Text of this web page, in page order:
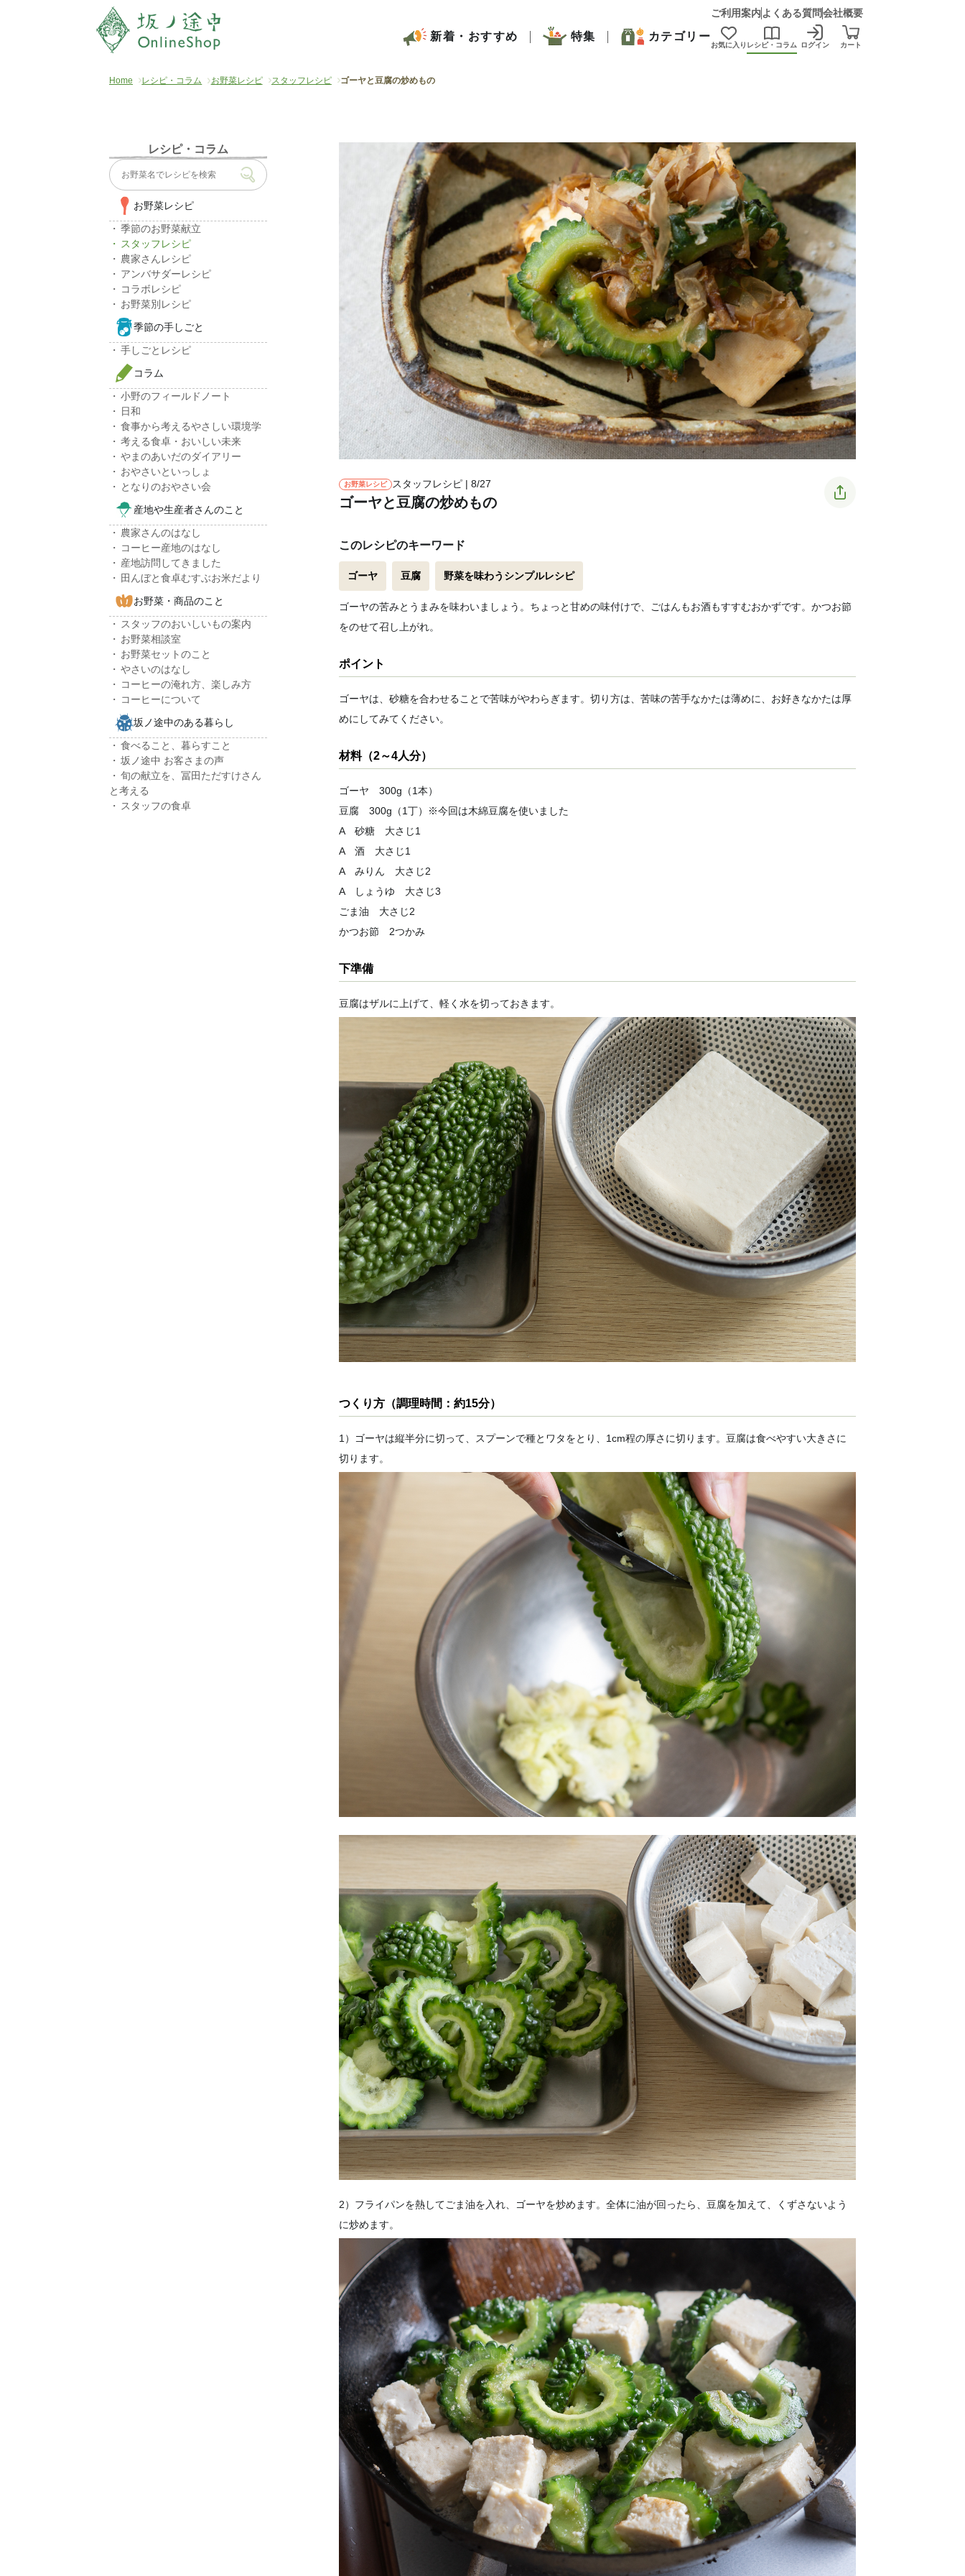
ご利用案内 よくある質問会社概要
新着・おすすめ 特集 カテゴリー
お気に入り レシピ・コラム ログイン カート
Home レシピ・コラム お野菜レシピ スタッフレシピ ゴーヤと豆腐の炒めもの
お野菜レシピ スタッフレシピ | 8/27
ゴーヤと豆腐の炒めもの
このレシピのキーワード
ゴーヤ 豆腐 野菜を味わうシンプルレシピ
ゴーヤの苦みとうまみを味わいましょう。ちょっと甘めの味付けで、ごはんもお酒もすすむおかずです。かつお節
をのせて召し上がれ。
ポイント
ゴーヤは、砂糖を合わせることで苦味がやわらぎます。切り方は、苦味の苦手なかたは薄めに、お好きなかたは厚
めにしてみてください。
材料（2～4人分）
ゴーヤ 300g（1本）
豆腐 300g（1丁）※今回は木綿豆腐を使いました
A 砂糖 大さじ1
A 酒 大さじ1
A みりん 大さじ2
A しょうゆ 大さじ3
ごま油 大さじ2
かつお節 2つかみ
下準備
豆腐はザルに上げて、軽く水を切っておきます。
つくり方（調理時間：約15分）
1）ゴーヤは縦半分に切って、スプーンで種とワタをとり、1cm程の厚さに切ります。豆腐は食べやすい大きさに
切ります。
2）フライパンを熱してごま油を入れ、ゴーヤを炒めます。全体に油が回ったら、豆腐を加えて、くずさないよう
に炒めます。
レシピ・コラム
お野菜レシピ
季節のお野菜献立
スタッフレシピ
農家さんレシピ
アンバサダーレシピ
コラボレシピ
お野菜別レシピ
季節の手しごと
手しごとレシピ
コラム
小野のフィールドノート
日和
食事から考えるやさしい環境学
考える食卓・おいしい未来
やまのあいだのダイアリー
おやさいといっしょ
となりのおやさい会
産地や生産者さんのこと
農家さんのはなし
コーヒー産地のはなし
産地訪問してきました
田んぼと食卓むすぶお米だより
お野菜・商品のこと
スタッフのおいしいもの案内
お野菜相談室
お野菜セットのこと
やさいのはなし
コーヒーの淹れ方、楽しみ方
コーヒーについて
坂ノ途中のある暮らし
食べること、暮らすこと
坂ノ途中 お客さまの声
旬の献立を、冨田ただすけさん
と考える
スタッフの食卓